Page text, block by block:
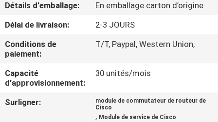
DE
L'USINE
CONTRÔLE
DE
LA
QUALITÉ
Détails d'emballage:
En emballage carton d’origine
Délai de livraison:
2-3 JOURS
Conditions de
paiement:
T/T, Paypal, Western Union,
Capacité
d'approvisionnement:
30 unités/mois
Surligner:
module de commutateur de routeur de
Cisco
, Module de service de Cisco